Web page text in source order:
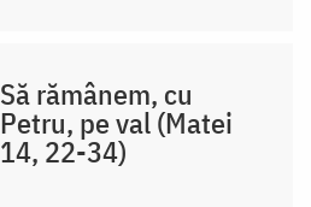
Să rămânem, cu
Petru, pe val (Matei
14, 22-34)